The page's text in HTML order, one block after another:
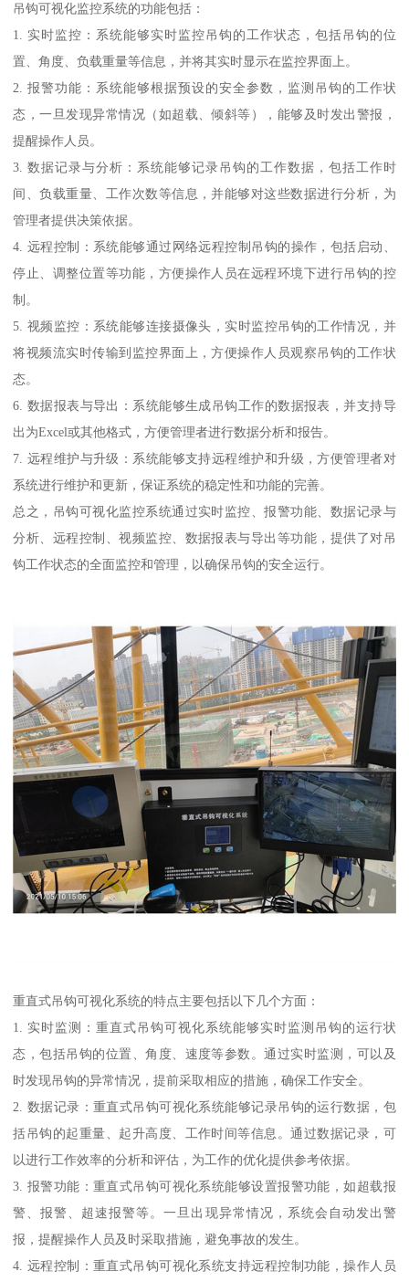
吊钩可视化监控系统的功能包括：
1. 实时监控：系统能够实时监控吊钩的工作状态，包括吊钩的位
置、角度、负载重量等信息，并将其实时显示在监控界面上。
2. 报警功能：系统能够根据预设的安全参数，监测吊钩的工作状
态，一旦发现异常情况（如超载、倾斜等），能够及时发出警报，
提醒操作人员。
3. 数据记录与分析：系统能够记录吊钩的工作数据，包括工作时
间、负载重量、工作次数等信息，并能够对这些数据进行分析，为
管理者提供决策依据。
4. 远程控制：系统能够通过网络远程控制吊钩的操作，包括启动、
停止、调整位置等功能，方便操作人员在远程环境下进行吊钩的控
制。
5. 视频监控：系统能够连接摄像头，实时监控吊钩的工作情况，并
将视频流实时传输到监控界面上，方便操作人员观察吊钩的工作状
态。
6. 数据报表与导出：系统能够生成吊钩工作的数据报表，并支持导
出为Excel或其他格式，方便管理者进行数据分析和报告。
7. 远程维护与升级：系统能够支持远程维护和升级，方便管理者对
系统进行维护和更新，保证系统的稳定性和功能的完善。
总之，吊钩可视化监控系统通过实时监控、报警功能、数据记录与
分析、远程控制、视频监控、数据报表与导出等功能，提供了对吊
钩工作状态的全面监控和管理，以确保吊钩的安全运行。
重直式吊钩可视化系统的特点主要包括以下几个方面：
1. 实时监测：重直式吊钩可视化系统能够实时监测吊钩的运行状
态，包括吊钩的位置、角度、速度等参数。通过实时监测，可以及
时发现吊钩的异常情况，提前采取相应的措施，确保工作安全。
2. 数据记录：重直式吊钩可视化系统能够记录吊钩的运行数据，包
括吊钩的起重量、起升高度、工作时间等信息。通过数据记录，可
以进行工作效率的分析和评估，为工作的优化提供参考依据。
3. 报警功能：重直式吊钩可视化系统能够设置报警功能，如超载报
警、报警、超速报警等。一旦出现异常情况，系统会自动发出警
报，提醒操作人员及时采取措施，避免事故的发生。
4. 远程控制：重直式吊钩可视化系统支持远程控制功能，操作人员